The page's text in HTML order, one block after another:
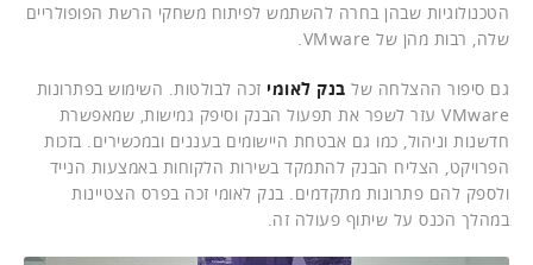
הטכנולוגיות שבהן בחרה להשתמש לפיתוח משחקי הרשת הפופולריים
שלה, רבות מהן של VMware.
גם סיפור ההצלחה של בנק לאומי זכה לבולטות. השימוש בפתרונות
VMware עזר לשפר את תפעול הבנק וסיפק גמישות, שמאפשרת
חדשנות וניהול, כמו גם אבטחת היישומים בעננים ובמכשירים. בזכות
הפרויקט, הצליח הבנק להתמקד בשירות הלקוחות באמצעות הנייד
ולספק להם פתרונות מתקדמים. בנק לאומי זכה בפרס הצטיינות
במהלך הכנס על שיתוף פעולה זה.